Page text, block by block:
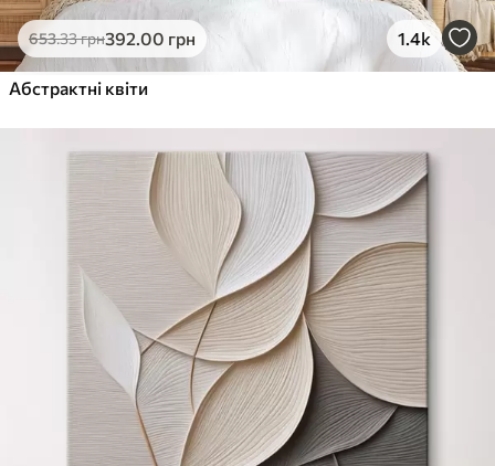
653.33грн392.00 грн 1.4k
Абстрактні квіти